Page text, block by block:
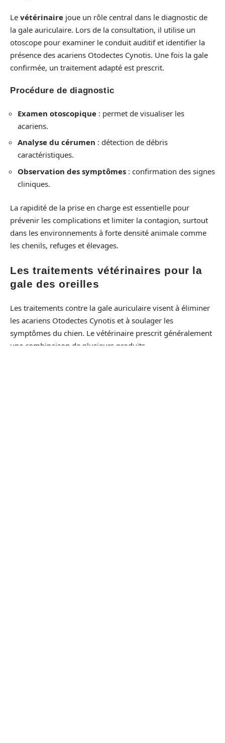
Le vétérinaire joue un rôle central dans le diagnostic de
la gale auriculaire. Lors de la consultation, il utilise un
otoscope pour examiner le conduit auditif et identifier la
présence des acariens Otodectes Cynotis. Une fois la gale
confirmée, un traitement adapté est prescrit.
Procédure de diagnostic
Examen otoscopique : permet de visualiser les
acariens.
Analyse du cérumen : détection de débris
caractéristiques.
Observation des symptômes : confirmation des signes
cliniques.
La rapidité de la prise en charge est essentielle pour
prévenir les complications et limiter la contagion, surtout
dans les environnements à forte densité animale comme
les chenils, refuges et élevages.
Les traitements vétérinaires pour la
gale des oreilles
Les traitements contre la gale auriculaire visent à éliminer
les acariens Otodectes Cynotis et à soulager les
symptômes du chien. Le vétérinaire prescrit généralement
une combinaison de plusieurs produits.